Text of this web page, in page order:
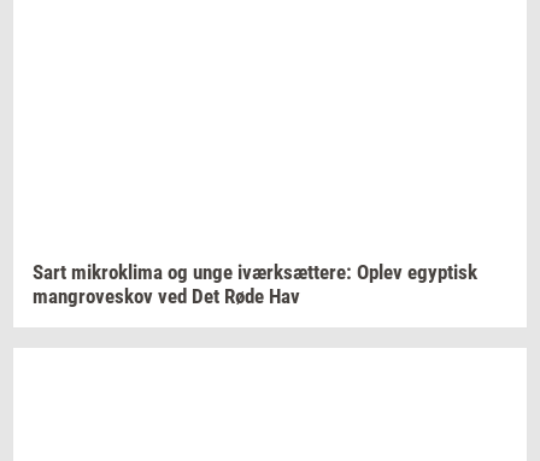
Sart mi­krokli­ma og unge iværk­sæt­te­re: Oplev egyp­tisk
man­grove­skov ved Det Røde Hav